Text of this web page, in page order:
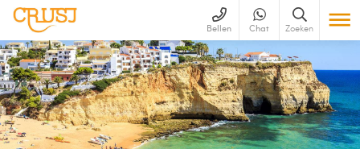
Bellen Chat Zoeken